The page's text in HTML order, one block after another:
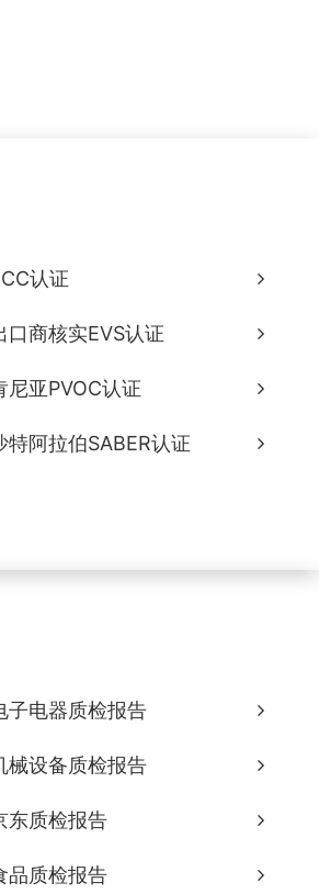
认证
口商核实EVS认证
尼亚PVOC认证
特阿拉伯SABER认证
子电器质检报告
械设备质检报告
东质检报告
品质检报告